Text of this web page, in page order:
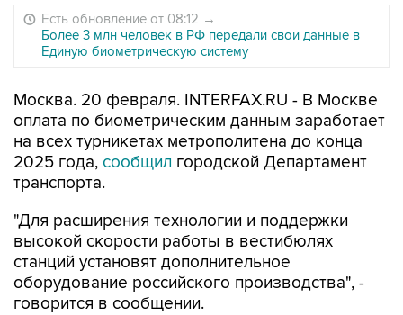
Есть обновление от 08:12 →
Более 3 млн человек в РФ передали свои данные в
Единую биометрическую систему
Москва. 20 февраля. INTERFAX.RU - В Москве
оплата по биометрическим данным заработает
на всех турникетах метрополитена до конца
2025 года, сообщил городской Департамент
транспорта.
"Для расширения технологии и поддержки
высокой скорости работы в вестибюлях
станций установят дополнительное
оборудование российского производства", -
говорится в сообщении.